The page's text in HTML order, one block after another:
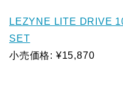
LEZYNE LITE DRIVE
SET
小売価格: ¥15,870